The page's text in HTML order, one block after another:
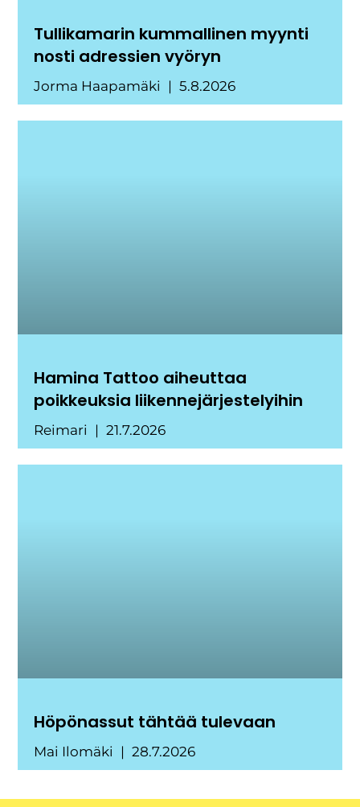
Tullikamarin kummallinen myynti
nosti adressien vyöryn
Jorma Haapamäki 5.8.2026
Hamina Tattoo aiheuttaa
poikkeuksia liikennejärjestelyihin
Reimari 21.7.2026
Höpönassut tähtää tulevaan
Mai Ilomäki 28.7.2026